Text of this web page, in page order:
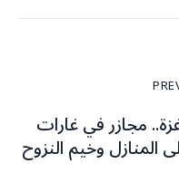
مجازر في غارات
المنازل وخيم النزوح